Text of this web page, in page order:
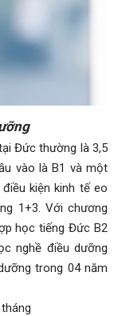
Đức thường là 3,5
vào là B1 và một
kiện kinh tế eo
1+3. Với chương
học tiếng Đức B2
nghề điều dưỡng
trong 04 năm